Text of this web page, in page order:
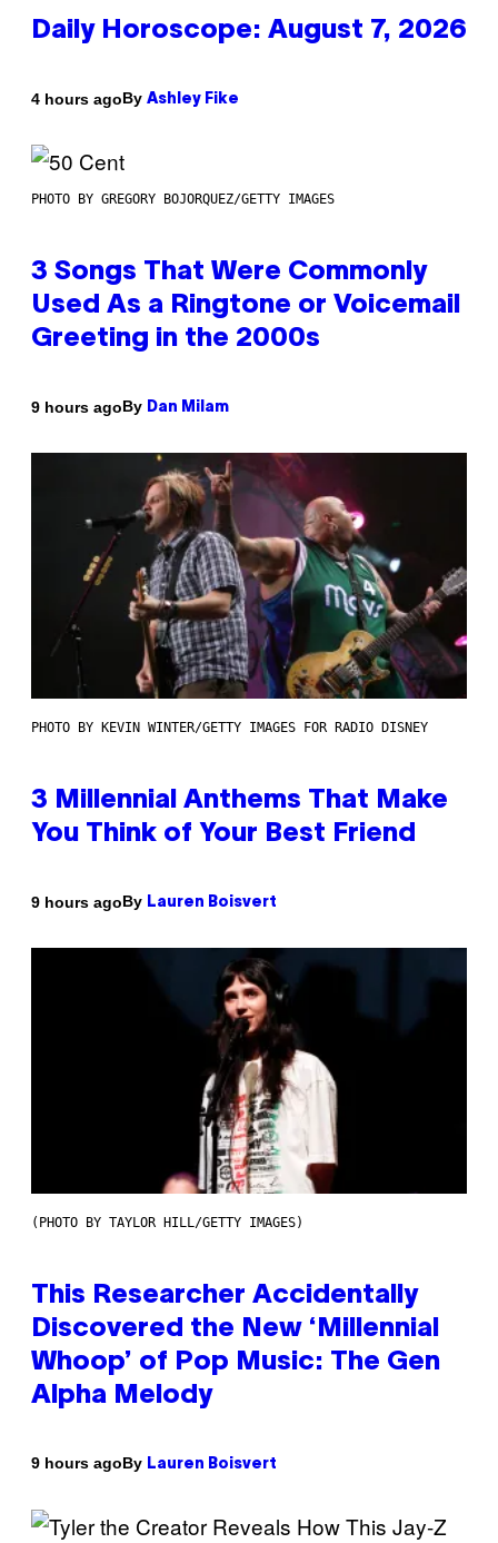
Daily Horoscope: August 7, 2026
4 hours agoBy Ashley Fike
PHOTO BY GREGORY BOJORQUEZ/GETTY IMAGES
3 Songs That Were Commonly
Used As a Ringtone or Voicemail
Greeting in the 2000s
9 hours agoBy Dan Milam
PHOTO BY KEVIN WINTER/GETTY IMAGES FOR RADIO DISNEY
3 Millennial Anthems That Make
You Think of Your Best Friend
9 hours agoBy Lauren Boisvert
(PHOTO BY TAYLOR HILL/GETTY IMAGES)
This Researcher Accidentally
Discovered the New ‘Millennial
Whoop’ of Pop Music: The Gen
Alpha Melody
9 hours agoBy Lauren Boisvert